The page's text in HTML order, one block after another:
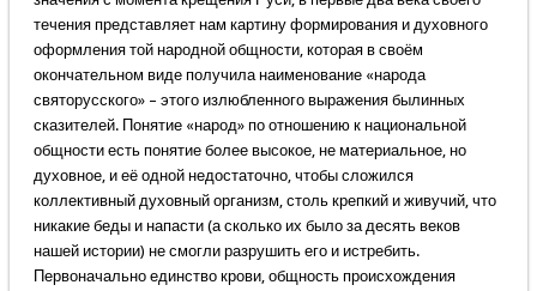
течения представляет нам картину формирования и духовного
оформления той народной общности, которая в своём
окончательном виде получила наименование «народа
святорусского» – этого излюбленного выражения былинных
сказителей. Понятие «народ» по отношению к национальной
общности есть понятие более высокое, не материальное, но
духовное, и её одной недостаточно, чтобы сложился
коллективный духовный организм, столь крепкий и живучий, что
никакие беды и напасти (а сколько их было за десять веков
нашей истории) не смогли разрушить его и истребить.
Первоначально единство крови, общность происхождения